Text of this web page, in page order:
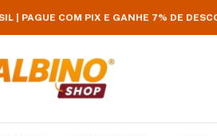
| PAGUE COM PIX E GANHE 7% DE